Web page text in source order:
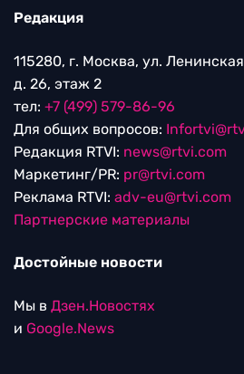
Редакция
115280, г. Москва, ул.
д. 26, этаж 2
тел: +7 (499) 579-86-96
Для общих вопросов:
Редакция RTVI: news@rtvi.com
Маркетинг/PR: pr@rtvi.com
Реклама RTVI: adv-eu@rtvi.com
Партнерские материалы
Достойные новости
Мы в Дзен.Новостях
и Google.News